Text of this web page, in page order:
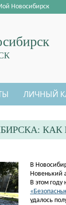
Новосибирск
ЛИЧНЫЙ
​В
Новенький
В этом
удалось